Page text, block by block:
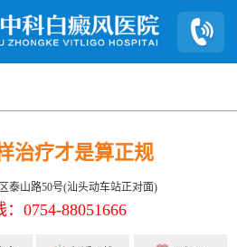
治疗才是算正规
泰山路50号(汕头动车站正对面)
0754-88051666